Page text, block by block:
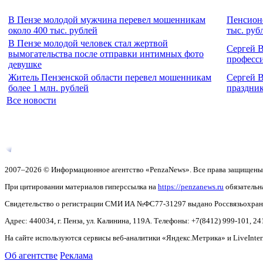
В Пензе молодой мужчина перевел мошенникам
около 400 тыс. рублей
тыс.
В Пензе молодой человек стал жертвой
вымогательства после отправки интимных фото
девушке
Сергей
Житель Пензенской области перевел мошенникам
более 1 млн. рублей
Сергей
Все новости
2007–2026 © Информационное агентство «PenzaNews». Все права
При цитировании материалов гиперссылка на https://penzanews.ru
Свидетельство о регистрации СМИ ИА №ФС77-31297 выдано
Адрес: 440034, г. Пенза, ул. Калинина, 119А. Телефоны: +7(8412) 999-101,
На сайте используются сервисы веб-аналитики «Яндекс.Метрика» и
Об агентстве Реклама